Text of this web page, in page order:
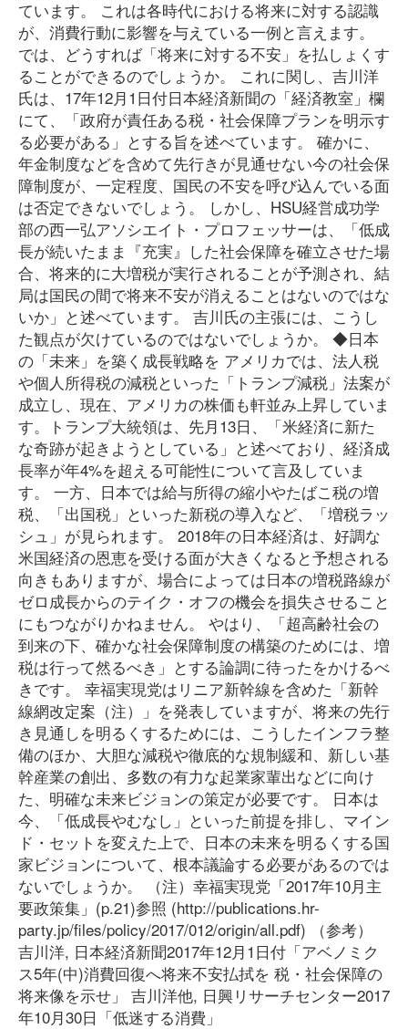
ています。 これは各時代における将来に対する認識
が、消費行動に影響を与えている一例と言えます。
では、どうすれば「将来に対する不安」を払しょくす
ることができるのでしょうか。 これに関し、吉川洋
氏は、17年12月1日付日本経済新聞の「経済教室」欄
にて、「政府が責任ある税・社会保障プランを明示す
る必要がある」とする旨を述べています。 確かに、
年金制度などを含めて先行きが見通せない今の社会保
障制度が、一定程度、国民の不安を呼び込んでいる面
は否定できないでしょう。 しかし、HSU経営成功学
部の西一弘アソシエイト・プロフェッサーは、「低成
長が続いたまま『充実』した社会保障を確立させた場
合、将来的に大増税が実行されることが予測され、結
局は国民の間で将来不安が消えることはないのではな
いか」と述べています。 吉川氏の主張には、こうし
た観点が欠けているのではないでしょうか。 ◆日本
の「未来」を築く成長戦略を アメリカでは、法人税
や個人所得税の減税といった「トランプ減税」法案が
成立し、現在、アメリカの株価も軒並み上昇していま
す。トランプ大統領は、先月13日、「米経済に新た
な奇跡が起きようとしている」と述べており、経済成
長率が年4%を超える可能性について言及していま
す。 一方、日本では給与所得の縮小やたばこ税の増
税、「出国税」といった新税の導入など、「増税ラッ
シュ」が見られます。 2018年の日本経済は、好調な
米国経済の恩恵を受ける面が大きくなると予想される
向きもありますが、場合によっては日本の増税路線が
ゼロ成長からのテイク・オフの機会を損失させること
にもつながりかねません。 やはり、「超高齢社会の
到来の下、確かな社会保障制度の構築のためには、増
税は行って然るべき」とする論調に待ったをかけるべ
きです。 幸福実現党はリニア新幹線を含めた「新幹
線網改定案（注）」を発表していますが、将来の先行
き見通しを明るくするためには、こうしたインフラ整
備のほか、大胆な減税や徹底的な規制緩和、新しい基
幹産業の創出、多数の有力な起業家輩出などに向け
た、明確な未来ビジョンの策定が必要です。 日本は
今、「低成長やむなし」といった前提を排し、マイン
ド・セットを変えた上で、日本の未来を明るくする国
家ビジョンについて、根本議論する必要があるのでは
ないでしょうか。 （注）幸福実現党「2017年10月主
要政策集」(p.21)参照 (http://publications.hr-
party.jp/files/policy/2017/012/origin/all.pdf) （参考）
吉川洋, 日本経済新聞2017年12月1日付「アベノミク
ス5年(中)消費回復へ将来不安払拭を 税・社会保障の
将来像を示せ」 吉川洋他, 日興リサーチセンター2017
年10月30日「低迷する消費」